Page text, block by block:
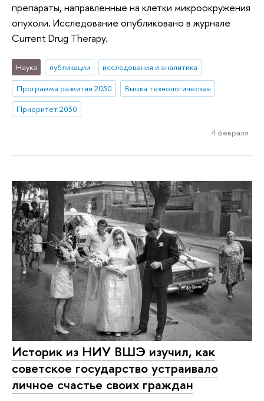
препараты, направленные на клетки микроокружения
опухоли. Исследование опубликовано в журнале
Current Drug Therapy.
Наука публикации
исследования и аналитика
Программа развития 2030
Вышка технологическая
Приоритет 2030
4 февраля
Историк из НИУ ВШЭ изучил, как
советское государство устраивало
личное счастье своих граждан